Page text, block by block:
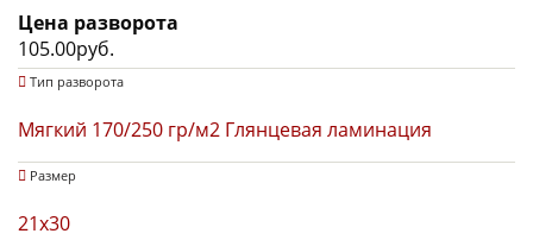
Цена разворота
105.00руб.
Тип разворота
Мягкий 170/250 гр/м2 Глянцевая ламинация
Размер
21x30